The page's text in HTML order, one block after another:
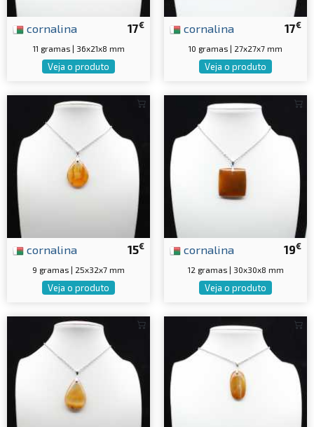
17€
cornalina
11 gramas | 36x21x8 mm
Veja o produto
17€
cornalina
10 gramas | 27x27x7 mm
Veja o produto
15€
cornalina
9 gramas | 25x32x7 mm
Veja o produto
19€
cornalina
12 gramas | 30x30x8 mm
Veja o produto